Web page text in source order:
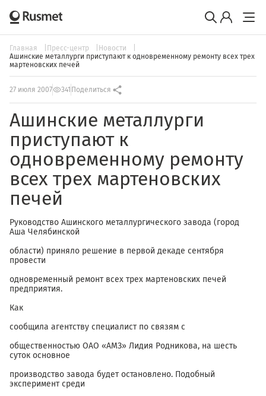
Главная Пресс-центр
Новости
Ашинские металлурги приступают к одновременному ремонту всех трех
мартеновских печей
27 июля 2007 341 Поделиться
Ашинские металлурги
приступают к
одновременному ремонту
всех трех мартеновских
печей
Руководство Ашинского металлургического завода (город
Аша Челябинской
области) приняло решение в первой декаде сентября
провести
одновременный ремонт всех трех мартеновских печей
предприятия.
Как
сообщила агентству специалист по связям с
общественностью ОАО «АМЗ» Лидия Родникова, на шесть
суток основное
производство завода будет остановлено. Подобный
эксперимент среди